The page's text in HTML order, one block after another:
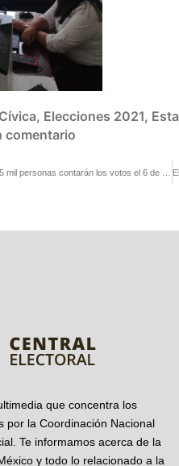
, Elecciones 2021,
comentario
que concentra los
por la Coordinación Nacional
Te informamos acerca de la
y todo lo relacionado a la